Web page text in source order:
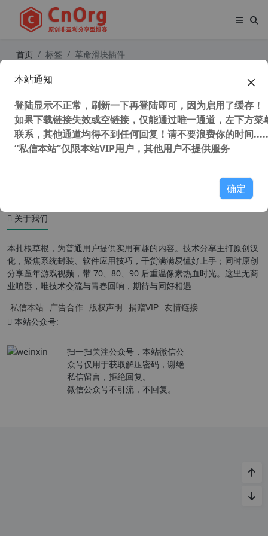
首页 标签 革命滑块插件
1.6G离线模板+扩展包
关于我们
本扎根草根，为普通用户提供实用有趣的内容。技术分享主打原创汉
化，聚焦系统封装、软件应用技巧，干货满满易懂好上手；同时原创
分享童年游戏视频，带 70、80、90 后重温像素热血时光。这里无商
业喧嚣，唯技术交流与青春回响，期待与同好相遇
私信本站 广告合作 版权声明 捐赠VIP 友情链接
本站公众号:
扫一扫关注公众号，本站微信公
众号仅用于获取解压密码，谢绝
私信留言，拒绝回复。
微信公众号不引流，不回复。
本站通知
登陆显示不正常，刷新一下再登陆即可，因为启用了缓存！
如果下载链接失效或空链接，仅能通过唯一通道，左下方菜
联系，其他通道均得不到任何回复！请不要浪费你的时间
“私信本站”仅限本站VIP用户，其他用户不提供服务
确定